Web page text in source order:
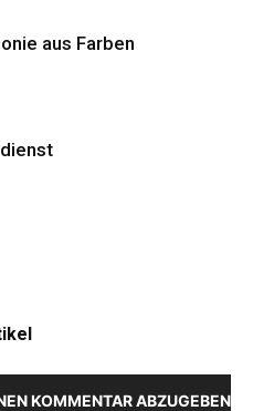
aus Farben
KOMMENTAR ABZUGEBEN